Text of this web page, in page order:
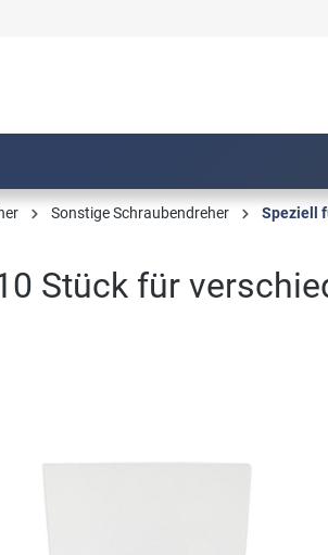
Sonstige Schraubendreher Speziell
Stück für